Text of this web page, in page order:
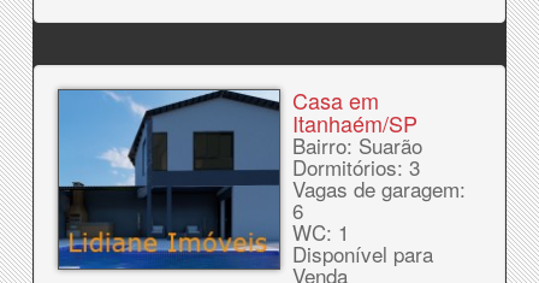
Casa em
Itanhaém/SP
Bairro: Suarão
Dormitórios: 3
Vagas de garagem:
6
WC: 1
Disponível para
Venda